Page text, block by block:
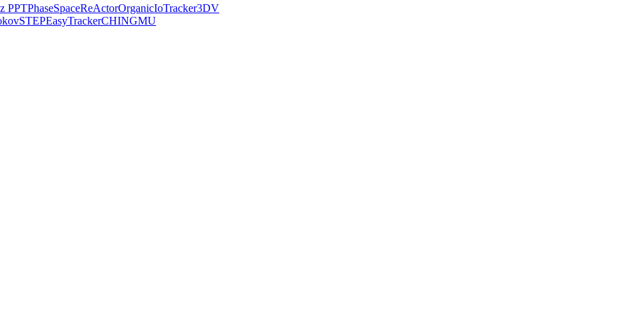
PPTPhaseSpaceReActorOrganicIoTracker3DV
STEPEasyTrackerCHINGMU